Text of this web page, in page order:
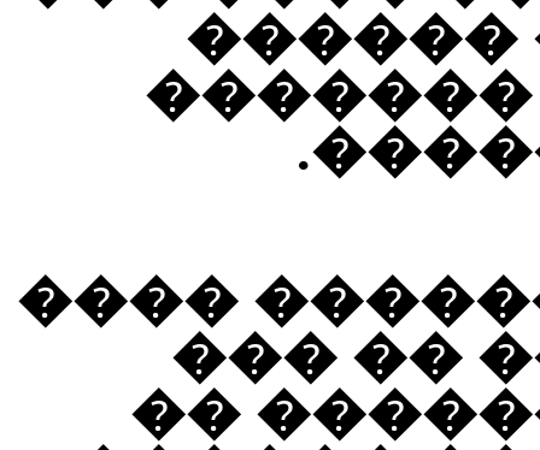
����
������
����
�����
������
���